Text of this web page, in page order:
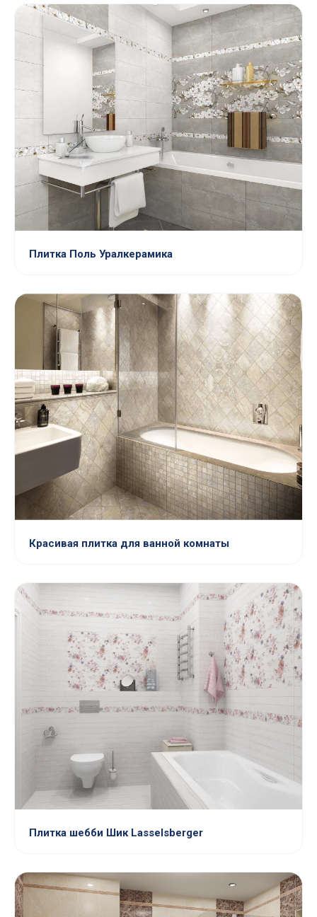
Плитка Поль Уралкерамика
Красивая плитка для ванной комнаты
Плитка шебби Шик Lasselsberger